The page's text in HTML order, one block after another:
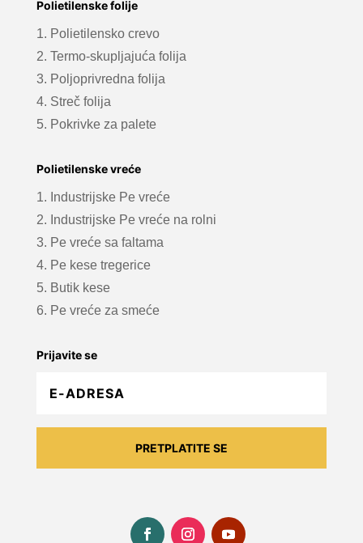
Polietilenske folije
1. Polietilensko crevo
2. Termo-skupljajuća folija
3. Poljoprivredna folija
4. Streč folija
5. Pokrivke za palete
Polietilenske vreće
1. Industrijske Pe vreće
2. Industrijske Pe vreće na rolni
3. Pe vreće sa faltama
4. Pe kese tregerice
5. Butik kese
6. Pe vreće za smeće
Prijavite se
PRETPLATITE SE